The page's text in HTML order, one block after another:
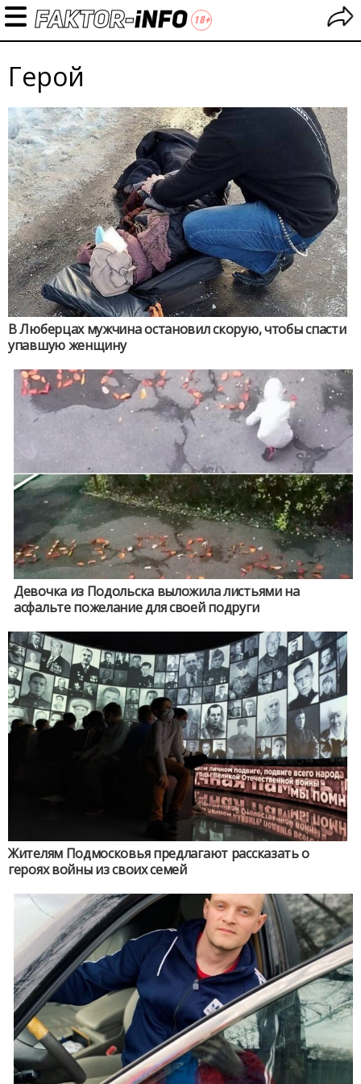
Герой
В Люберцах мужчина остановил скорую, чтобы спасти
упавшую женщину
Девочка из Подольска выложила листьями на
асфальте пожелание для своей подруги
Жителям Подмосковья предлагают рассказать о
героях войны из своих семей